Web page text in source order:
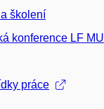
školení
konference LF MU
práce